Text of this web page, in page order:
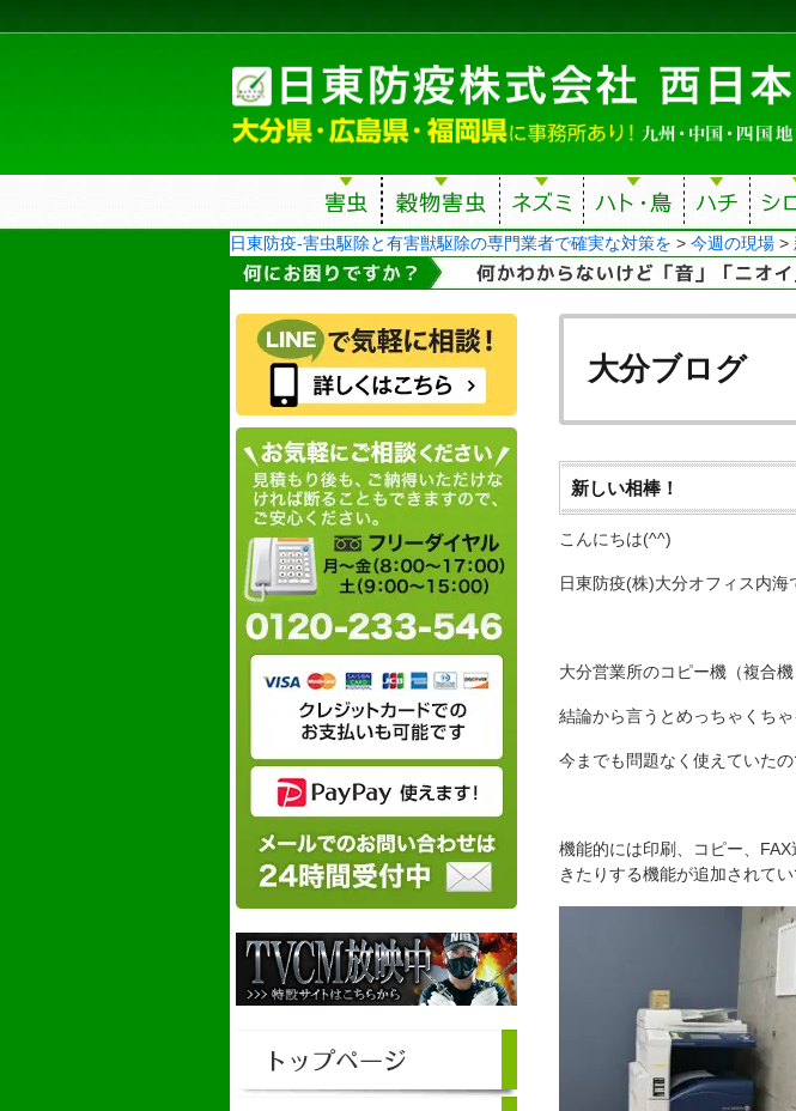
日東防疫-害虫駆除と有害獣駆除の専門業者で確実な対策を > 今週の現場 >
大分ブログ
新しい相棒！
こんにちは(^^)
日東防疫(株)大分オフィス内海
大分営業所のコピー機（複合
結論から言うとめっちゃくちゃ
今までも問題なく使えていた
機能的には印刷、コピー、
きたりする機能が追加されて